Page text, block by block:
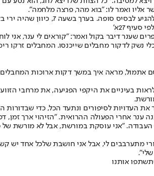
אליו ואמר לו: "בוא מהר, פרצה מלחמה".
לעצור את הרכב ונכנסו למיגונית שהייתה כבר מלאה בכמעט 30 אנשים".
סעיף 27א'
שענר דיבר בקול ואמר: "קוראים לי ענר, אני
נשק לדקור מחבלים שייכנסו. המחבלים
מראה איך במשך דקות ארוכות המחבלים
בעיניים את היקפי הפגיעה, את מרחבי
העדויות לסיפורים ונתעד הכל, כדי
ענר אחרי הפעולה ההרואית. "הזיהוי ארך
"אני עוסקת במורשת, אבל לא מורשת של
מתערבבים לי, אבל אני חושבת שלכל אחד יש
אותנו